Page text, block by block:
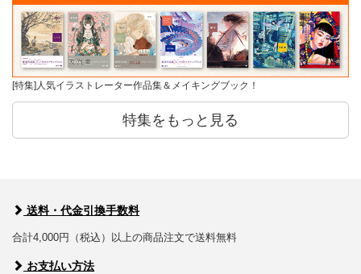
[特集]人気イラストレーター作品集＆メイキングブック！
特集をもっと見る
送料・代金引換手数料
合計4,000円（税込）以上の商品注文で送料無料
お支払い方法